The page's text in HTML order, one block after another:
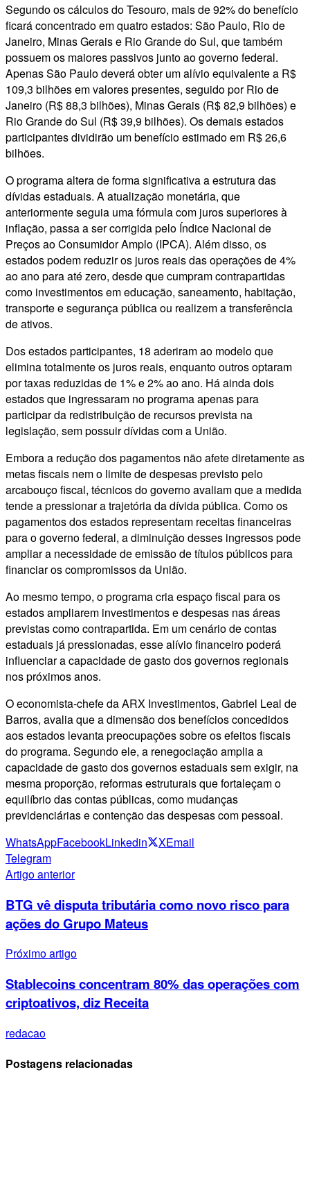
Segundo os cálculos do Tesouro, mais de 92% do benefício
ficará concentrado em quatro estados: São Paulo, Rio de
Janeiro, Minas Gerais e Rio Grande do Sul, que também
possuem os maiores passivos junto ao governo federal.
Apenas São Paulo deverá obter um alívio equivalente a R$
109,3 bilhões em valores presentes, seguido por Rio de
Janeiro (R$ 88,3 bilhões), Minas Gerais (R$ 82,9 bilhões) e
Rio Grande do Sul (R$ 39,9 bilhões). Os demais estados
participantes dividirão um benefício estimado em R$ 26,6
bilhões.
O programa altera de forma significativa a estrutura das
dívidas estaduais. A atualização monetária, que
anteriormente seguia uma fórmula com juros superiores à
inflação, passa a ser corrigida pelo Índice Nacional de
Preços ao Consumidor Amplo (IPCA). Além disso, os
estados podem reduzir os juros reais das operações de 4%
ao ano para até zero, desde que cumpram contrapartidas
como investimentos em educação, saneamento, habitação,
transporte e segurança pública ou realizem a transferência
de ativos.
Dos estados participantes, 18 aderiram ao modelo que
elimina totalmente os juros reais, enquanto outros optaram
por taxas reduzidas de 1% e 2% ao ano. Há ainda dois
estados que ingressaram no programa apenas para
participar da redistribuição de recursos prevista na
legislação, sem possuir dívidas com a União.
Embora a redução dos pagamentos não afete diretamente as
metas fiscais nem o limite de despesas previsto pelo
arcabouço fiscal, técnicos do governo avaliam que a medida
tende a pressionar a trajetória da dívida pública. Como os
pagamentos dos estados representam receitas financeiras
para o governo federal, a diminuição desses ingressos pode
ampliar a necessidade de emissão de títulos públicos para
financiar os compromissos da União.
Ao mesmo tempo, o programa cria espaço fiscal para os
estados ampliarem investimentos e despesas nas áreas
previstas como contrapartida. Em um cenário de contas
estaduais já pressionadas, esse alívio financeiro poderá
influenciar a capacidade de gasto dos governos regionais
nos próximos anos.
O economista-chefe da ARX Investimentos, Gabriel Leal de
Barros, avalia que a dimensão dos benefícios concedidos
aos estados levanta preocupações sobre os efeitos fiscais
do programa. Segundo ele, a renegociação amplia a
capacidade de gasto dos governos estaduais sem exigir, na
mesma proporção, reformas estruturais que fortaleçam o
equilíbrio das contas públicas, como mudanças
previdenciárias e contenção das despesas com pessoal.
WhatsAppFacebookLinkedin XEmail
Telegram
Artigo anterior
BTG vê disputa tributária como novo risco para
ações do Grupo Mateus
Próximo artigo
Stablecoins concentram 80% das operações com
criptoativos, diz Receita
redacao
Postagens relacionadas